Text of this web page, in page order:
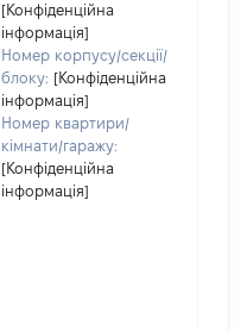
[Конфіденційна
інформація]
Номер корпусу/секції/
блоку: [Конфіденційна
інформація]
Номер квартири/
кімнати/гаражу:
[Конфіденційна
інформація]